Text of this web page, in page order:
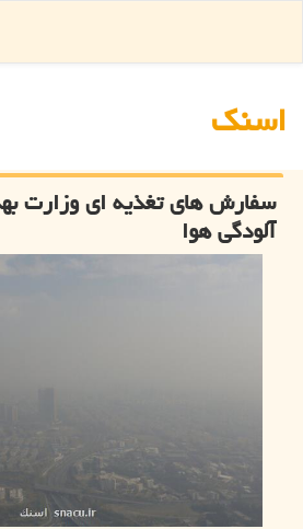
اسنك
سفارش های تغذیه ای وزارت
آلودگی هوا